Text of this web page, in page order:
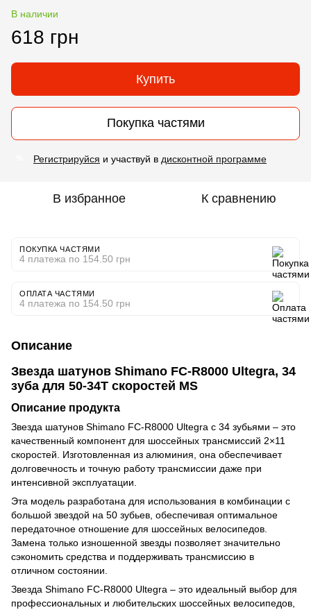
В наличии
618 грн
Купить
Покупка частями
Регистрируйся и участвуй в дисконтной программе
В избранное К сравнению
ПОКУПКА ЧАСТЯМИ
4 платежа по 154.50 грн
ОПЛАТА ЧАСТЯМИ
4 платежа по 154.50 грн
Описание
Звезда шатунов Shimano FC-R8000 Ultegra, 34
зуба для 50-34T скоростей MS
Описание продукта
Звезда шатунов Shimano FC-R8000 Ultegra с 34 зубьями – это
качественный компонент для шоссейных трансмиссий 2×11
скоростей. Изготовленная из алюминия, она обеспечивает
долговечность и точную работу трансмиссии даже при
интенсивной эксплуатации.
Эта модель разработана для использования в комбинации с
большой звездой на 50 зубьев, обеспечивая оптимальное
передаточное отношение для шоссейных велосипедов.
Замена только изношенной звезды позволяет значительно
сэкономить средства и поддерживать трансмиссию в
отличном состоянии.
Звезда Shimano FC-R8000 Ultegra – это идеальный выбор для
профессиональных и любительских шоссейных велосипедов,